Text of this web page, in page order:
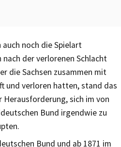
noch die Spielart
der verlorenen Schlacht
die Sachsen zusammen mit
und verloren hatten, stand das
Herausforderung, sich im von
Bund irgendwie zu
Bund und ab 1871 im